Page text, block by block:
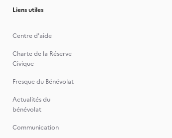
Liens utiles
Centre d'aide
Charte de la Réserve
Civique
Fresque du Bénévolat
Actualités du
bénévolat
Communication